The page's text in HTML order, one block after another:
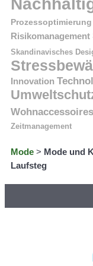
Prozessoptimierung
Risikomanagement
Skandinavisches
Innovation
Wohnaccessoires
Zeitmanagement
Mode > Mode und
Laufsteg